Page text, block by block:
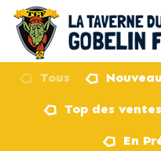
Tous
Top des ventes
En